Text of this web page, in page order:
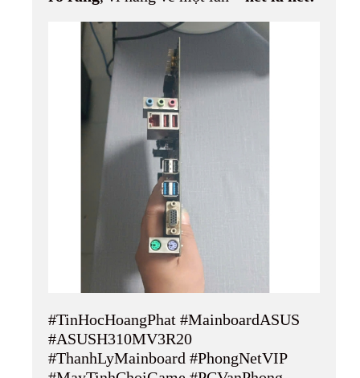
#TinHocHoangPhat #MainboardASUS
#ASUSH310MV3R20
#ThanhLyMainboard #PhongNetVIP